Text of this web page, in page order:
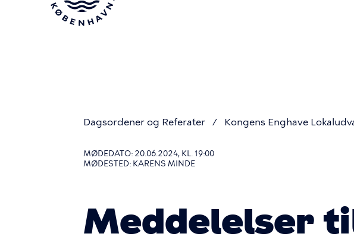
Dagsordener og Referater Kongens Enghave
MØDEDATO: 20.06.2024, KL. 19:00
MØDESTED: KARENS MINDE
Meddelelser